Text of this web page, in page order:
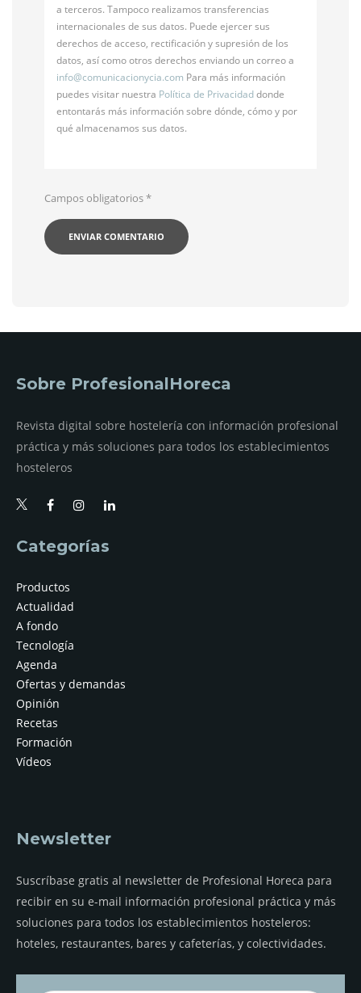
a terceros. Tampoco realizamos transferencias
internacionales de sus datos. Puede ejercer sus
derechos de acceso, rectificación y supresión de los
datos, así como otros derechos enviando un correo a
info@comunicacionycia.com Para más información
puedes visitar nuestra Política de Privacidaddonde
entontarás más información sobre dónde, cómo y por
qué almacenamos sus datos.
Campos obligatorios*
Sobre ProfesionalHoreca
Revista digital sobre hostelería con información profesional
práctica y más soluciones para todos los establecimientos
hosteleros
Categorías
Productos
Actualidad
A fondo
Tecnología
Agenda
Ofertas y demandas
Opinión
Recetas
Formación
Vídeos
Newsletter
Suscríbase gratis al newsletter de Profesional Horeca para
recibir en su e-mail información profesional práctica y más
soluciones para todos los establecimientos hosteleros:
hoteles, restaurantes, bares y cafeterías, y colectividades.